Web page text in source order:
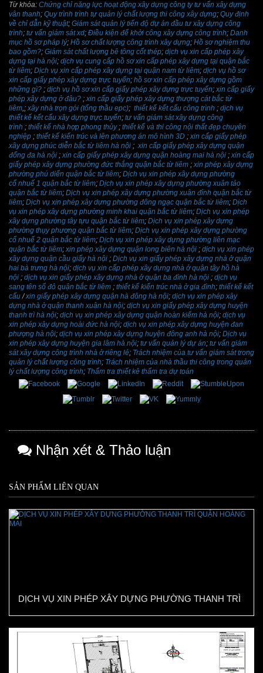
Từ khóa: Chứng chỉ năng lực hoạt động xây dựng công ty tư vấn xây dựng
vân thanh; Quy trình trình tự quản lý chất lượng thi công xây dựng; Quy định
về chỉ dẫn kỹ thuật; Giám sát quản lý tiến độ dự án đầu tư xây dựng công
trình; tư vấn giám sát xd; Điều kiện để khởi công xây dựng công trình; Danh
mục hồ sơ pháp lý; Hồ sơ chất lượng công trình xây dựng; Hồ sơ nghiệm thu
bao gồm?; Giám sát chất lượng bê tông cốt thép; dịch vụ xin cấp phép xây
dựng tại hà nội; dịch vụ cung cấp hồ sơ xin cấp phép xây dựng tại quận bắc
từ liêm; Dịch vụ xin cấp phép xây dựng tại quận nam từ liêm; dịch vụ hồ sơ
xin cấp giấy phép xây dựng trực tuyến; hồ sơ xin cấp phép xây dựng gồm
những gì? ; dịch vụ hồ sơ xin cấp giấy phép xây dựng trực tuyến;xin cấp giấy
phép xây dựng ở đâu? ;xin cấp giấy phép xây dựng thượng cát bắc từ
liêm,;xây nhà trọn gói (tổng thầu epc); thiết kế kết cấu công trình ; dịch vụ
thiết kế kết cấu xây dựng trực tuyến; tư vấn giám sát xây dựng công
trình ; thiết kế nhà hợp phong thủy; thiết kế và thi công nội thất đẹp chuyên
nghiệp ; thiết kế kiến trúc và lên phương án mô hình 3D ;xin cấp giấy phép
xây dựng phúc diễn bắc từ liêm hà nội ;xin cấp giấy phép xây dựng quận
đống đa hà nội ;xin cấp giấy phép xây dựng quận hoàng mai hà nội ;xin cấp
giấy phép xây dựng phường đức thắng quận bắc từ liêm ;xin phép xây dựng
phường phú diến quận bắc từ liêm; Dịch vụ xin phép xây dựng phường
cổ nhuế 1 quận bắc từ liêm; Dịch vụ xin phép xây dựng phường xuân tảo
quận bắc từ liêm; Dịch vụ xin phép xây dựng phường xuân đỉnh quận bắc từ
liêm; Dịch vụ xin phép xây dựng phường đông ngạc quận bắc từ liêm; Dịch
vụ xin phép xây dựng phường minh khai quận bắc từ liêm; Dịch vụ xin phép
xây dựng phường tây tựu quận bắc từ liêm; Dịch vụ xin phép xây dựng
phường thụy phương quận bắc từ liêm; Dịch vụ xin phép xây dựng phường
cổ nhuế 2 quận bắc từ liêm; Dịch vụ xin phép xây dựng phường liên mạc
quận bắc từ liêm;xin phép xây dựng quận long biên hà nội ; dịch vụ xin phép
xây dựng quận cầu giấy hà nội ; Dịch vụ xin giấy phép xây dựng nhà ở quận
hai bà trưng hà nội; dịch vụ xin cấp phép xây dựng nhà ở quận tây hồ hà
nội ; dịch vụ xin giấy phép xây dựng nhà ở quận ba đình hà nội ; dịch vụ
sang tên sổ đỏ quận bắc từ liêm ; thiết kế kiến trúc nhà ở gia đình; thiết kế kết
cấu/xin giấy phép xây dựng quận hà đông hà nội; dịch vụ xin phép xây
dựng nhà ở quận thanh xuân hà nội; dịch vụ xin giấy phép xây dựng huyện
thanh trì hà nội; dịch vụ xin phép xây dựng quận hoàn kiếm hà nội; dịch vụ
xin phép xây dựng hoài đức hà nội; dịch vụ xin phép xây dựng huyện đan
phượng hà nội; dịch vụ xin phép xây dựng huyện đông anh hà nội; Dịch vụ
xin phép xây dựng huyện gia lâm hà nội; tư vấn quản lý dự án; tư vấn giám
sát xây dựng công trình nhà ở riêng lẻ; Trách nhiệm của tư vấn giám sát trong
quản lý chất lượng công trình; Trách nhiệm của nhà thầu thi công trong quản
lý chất lượng công trình; Thẩm tra thiết kê thẩm tra dự toán
Nhận xét & Thảo luận
SẢN PHẨM LIÊN QUAN
DỊCH VỤ XIN PHÉP XÂY DỰNG PHƯỜNG THANH TRÌ